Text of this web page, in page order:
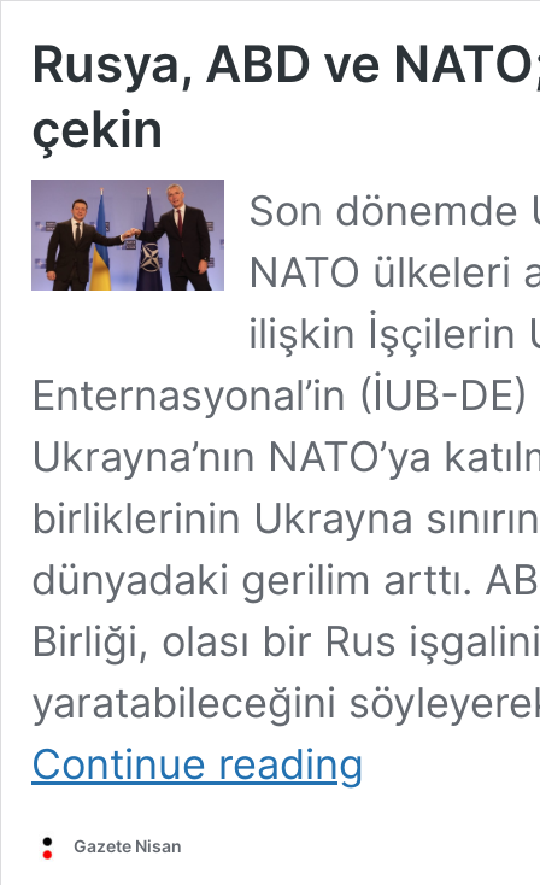
Rusya, ABD ve
çekin
Son dönemde
NATO ülkeleri
ilişkin İşçilerin
Enternasyonal’in (İUB-
Ukrayna’nın NATO’ya
birliklerinin Ukrayna
dünyadaki gerilim arttı.
Birliği, olası bir Rus
yaratabileceğini
Continue reading
Gazete Nisan